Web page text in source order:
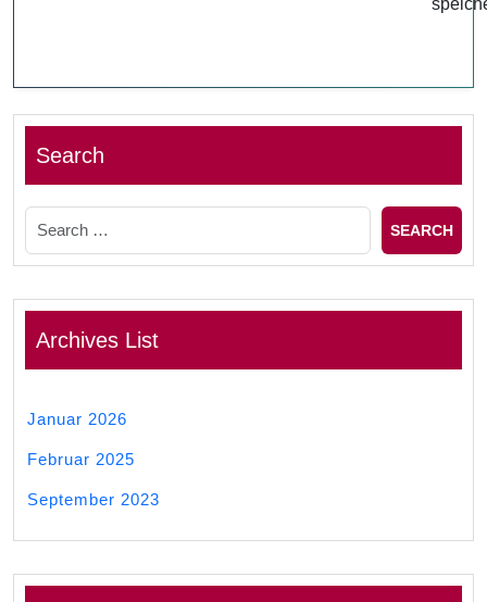
Search
Archives List
Januar 2026
Februar 2025
September 2023